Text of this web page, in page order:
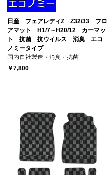
日産 フェアレディZ Z32/33 フロ
アマット H1/7～H20/12 カーマッ
ト 抗菌 抗ウイルス 消臭 エコ
ノミータイプ
国内自社製造・消臭・抗菌
￥7,800